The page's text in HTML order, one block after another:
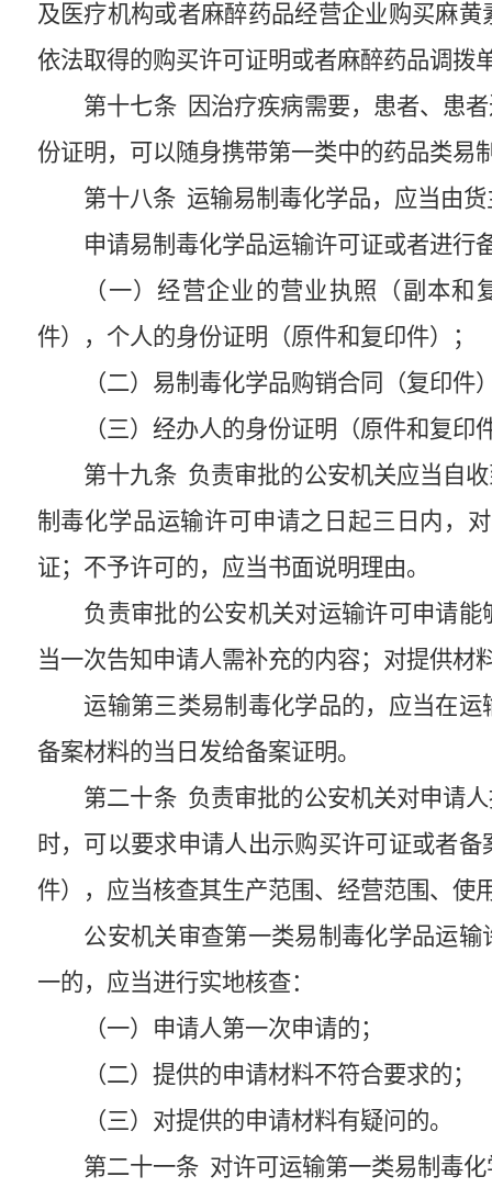
及医疗机构或者麻醉药品经营企业购买麻
依法取得的购买许可证明或者麻醉药品调拨
第十七条因治疗疾病需要，患者、患
份证明，可以随身携带第一类中的药品类易
第十八条 运输易制毒化学品，应当由
申请易制毒化学品运输许可证或者进行
（一）经营企业的营业执照（副本
件），个人的身份证明（原件和复印件）；
（二）易制毒化学品购销合同（复印件
（三）经办人的身份证明（原件和复印
第十九条负责审批的公安机关应当自
制毒化学品运输许可申请之日起三日内，
证；不予许可的，应当书面说明理由。
负责审批的公安机关对运输许可申请
当一次告知申请人需补充的内容；对提供材
运输第三类易制毒化学品的，应当在
备案材料的当日发给备案证明。
第二十条负责审批的公安机关对申请
时，可以要求申请人出示购买许可证或者
件），应当核查其生产范围、经营范围、使
公安机关审查第一类易制毒化学品运
一的，应当进行实地核查：
（一）申请人第一次申请的；
（二）提供的申请材料不符合要求的；
（三）对提供的申请材料有疑问的。
第二十一条 对许可运输第一类易制毒